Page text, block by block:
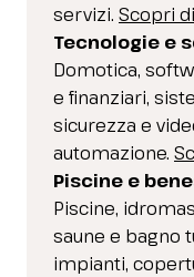
servizi. Scopri
Tecnologie e
​Domotica,
e finanziari,
sicurezza e
automazione.
Piscine e
Piscine,
saune e bagno
impianti,